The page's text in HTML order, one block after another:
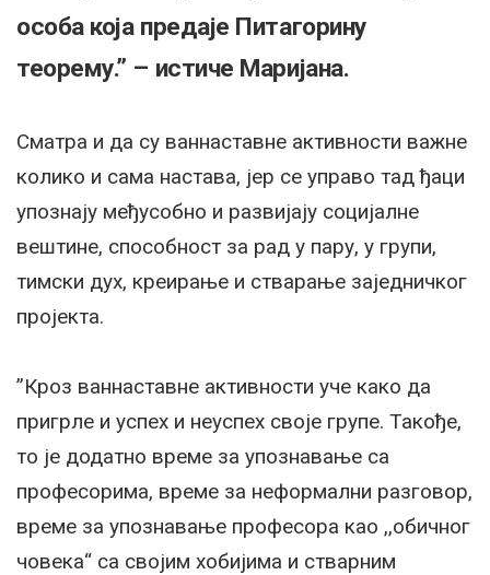
особа која предаје Питагорину
теорему.” – истиче Маријана.
Сматра и да су ваннаставне активности важне
колико и сама настава, јер се управо тад ђаци
упознају међусобно и развијају социјалне
вештине, способност за рад у пару, у групи,
тимски дух, креирање и стварање заједничког
пројекта.
”Кроз ваннаставне активности уче како да
пригрле и успех и неуспех своје групе. Такође,
то је додатно време за упознавање са
професорима, време за неформални разговор,
време за упознавање професора као ,,обичног
човека“ са својим хобијима и стварним